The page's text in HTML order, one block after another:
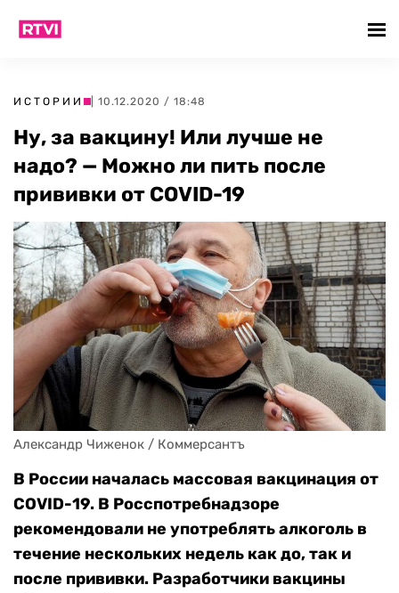
ИСТОРИИ | 10.12.2020 / 18:48
Ну, за вакцину! Или лучше не
надо? — Можно ли пить после
прививки от COVID-19
Александр Чиженок / Коммерсантъ
В России началась массовая вакцинация от
COVID-19. В Росспотребнадзоре
рекомендовали не употреблять алкоголь в
течение нескольких недель как до, так и
после прививки. Разработчики вакцины